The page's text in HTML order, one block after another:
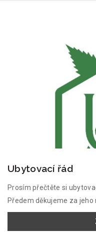
Ubytovací řád
Prosím přečtěte si
Předem děkujeme za jeho